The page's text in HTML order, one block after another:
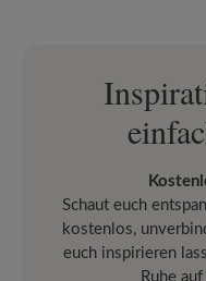
Schaut euch
kostenlos,
euch inspirieren
Ruhe